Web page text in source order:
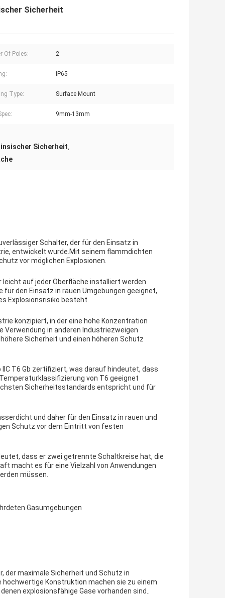
Sicherheit
Of Poles: 2
IP65
Type: Surface Mount
9mm-13mm
Sicherheit,
Schalter, der für den Einsatz in
entwickelt wurde.Mit seinem flammdichten
vor möglichen Explosionen.
auf jeder Oberfläche installiert werden
den Einsatz in rauen Umgebungen geeignet,
Explosionsrisiko besteht.
konzipiert, in der eine hohe Konzentration
in anderen Industriezweigen
Sicherheit und einen höheren Schutz
T6 Gb zertifiziert, was darauf hindeutet, dass
von T6 geeignet
Sicherheitsstandards entspricht und für
und daher für den Einsatz in rauen und
Schutz vor dem Eintritt von festen
dass er zwei getrennte Schaltkreise hat, die
macht es für eine Vielzahl von Anwendungen
müssen.
Gasumgebungen
der maximale Sicherheit und Schutz in
Konstruktion machen sie zu einem
explosionsfähige Gase vorhanden sind..